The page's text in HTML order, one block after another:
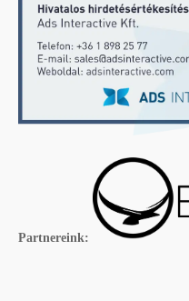
Partnereink: